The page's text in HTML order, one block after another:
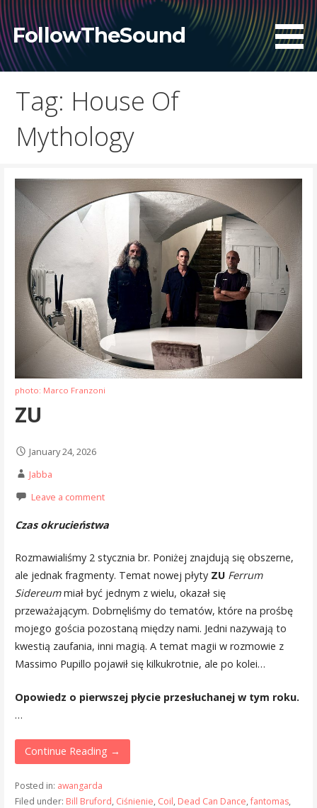
Skip
to
content
FollowTheSound
Tag: House Of
Mythology
photo: Marco Franzoni
ZU
January 24, 2026
Jabba
Leave a comment
Czas okrucieństwa
Rozmawialiśmy 2 stycznia br. Poniżej znajdują się obszerne,
ale jednak fragmenty. Temat nowej płyty ZU Ferrum
Sidereummiał być jednym z wielu, okazał się
przeważającym. Dobrnęliśmy do tematów, które na prośbę
mojego gościa pozostaną między nami. Jedni nazywają to
kwestią zaufania, inni magią. A temat magii w rozmowie z
Massimo Pupillo pojawił się kilkukrotnie, ale po kolei…
Opowiedz o pierwszej płycie przesłuchanej w tym roku.
…
Continue Reading →
Posted in: awangarda
Filed under: Bill Bruford, Ciśnienie, Coil, Dead Can Dance,fantomas,